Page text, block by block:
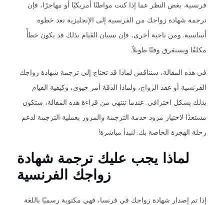
فرنسية. بغض النظر عما إذا كنت مواطنًا أمريكيًا أو مهاجرًا، فإن
ترجمة شهادة زواجك من الفرنسية إلى الإنجليزية تعد خطوة
أساسية. ومن ناحية أخرى، فإن نسيان القيام بذلك قد يكون خطأً
مكلفًا ويستغرق وقتًا طويلاً.
في هذه المقالة، سنناقش لماذا قد تحتاج إلى ترجمة شهادة زواجك
الفرنسية أو عقد الزواج، ولماذا الدقة أمر حيوي، وكيفية القيام
بذلك بشكل احترافي. عندما تنتهي من قراءة هذه المقالة، ستكون
مستعدًا لاختيار مزود خدمة الترجمة والمرور بعملية الترجمة لدعم
رحلة الهجرة الخاصة بك. لنبدأ مباشرة!
لماذا يجب عليك ترجمة شهادة
زواجك الفرنسية
إذا تم إصدار شهادة زواجك في فرنسا، فهي مكتوبة رسميًا باللغة